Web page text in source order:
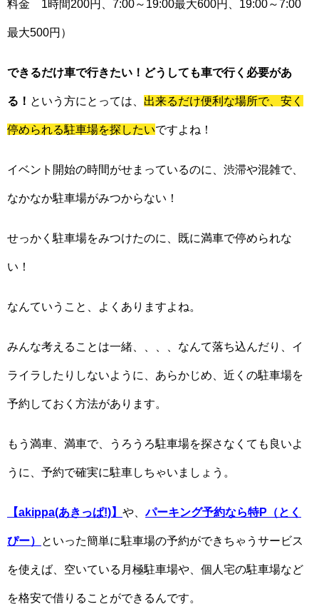
料金 1時間200円、7:00～19:00最大600円、19:00～7:00
最大500円）
できるだけ車で行きたい！どうしても車で行く必要があ
る！ という方にとっては、 出来るだけ便利な場所で、安く
停められる駐車場を探したいですよね！
イベント開始の時間がせまっているのに、渋滞や混雑で、
なかなか駐車場がみつからない！
せっかく駐車場をみつけたのに、既に満車で停められな
い！
なんていうこと、よくありますよね。
みんな考えることは一緒、、、、なんて落ち込んだり、イ
ライラしたりしないように、あらかじめ、近くの駐車場を
予約しておく方法があります。
もう満車、満車で、うろうろ駐車場を探さなくても良いよ
うに、予約で確実に駐車しちゃいましょう。
【akippa(あきっぱ!)】 や、 パーキング予約なら特P（とく
ぴー） といった簡単に駐車場の予約ができちゃうサービス
を使えば、空いている月極駐車場や、個人宅の駐車場など
を格安で借りることができるんです。